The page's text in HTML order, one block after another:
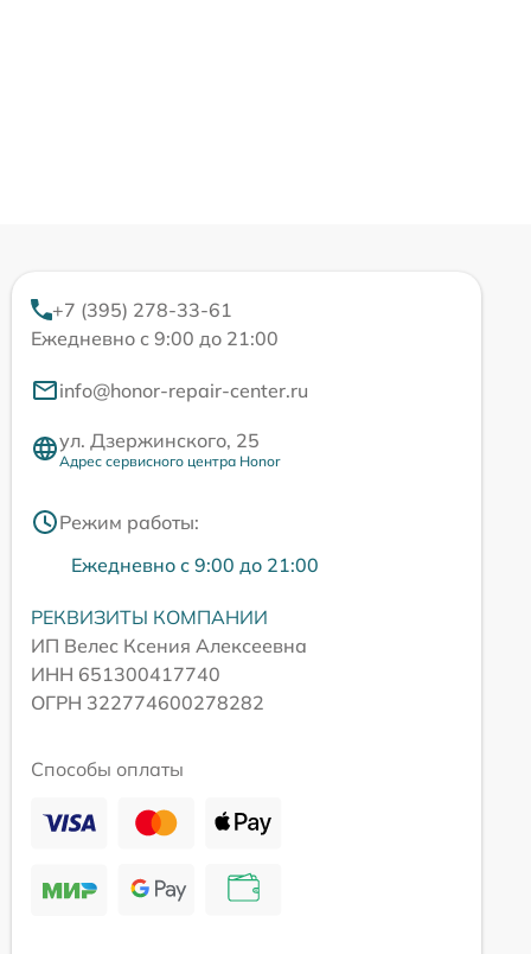
+7 (395) 278-33-61
Ежедневно с 9:00 до 21:00
info@honor-repair-center.ru
ул. Дзержинского, 25
Адрес сервисного центра Honor
Режим работы:
Ежедневно с 9:00 до 21:00
РЕКВИЗИТЫ КОМПАНИИ
ИП Велес Ксения Алексеевна
ИНН 651300417740
ОГРН 322774600278282
Способы оплаты